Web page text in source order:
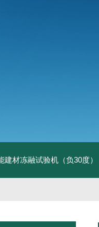
建材冻融试验机（负30度）